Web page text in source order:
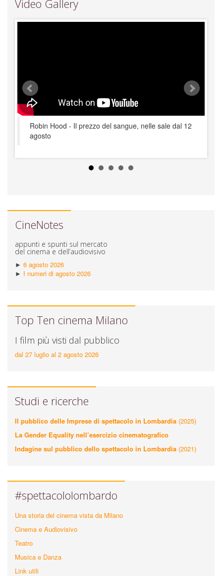
Video Gallery
Robin Hood - Il prezzo del sangue, nelle sale dal 12
agosto
CineNotes
appunti e spunti sul mercato
del cinema e dell’audiovisivo
► 6 agosto 2026
► I numeri di agosto 2026
Top Ten cinema Milano
I film più visti dal pubblico
dal 27 luglio al 2 agosto 2026
Studi e ricerche
Il pubblico delle Imprese di spettacolo in Lombardia (2025)
La Gender Equality nell’esercizio cinematografico
Indagine sul pubblico dello spettacolo in Lombardia (2021)
#spettacololombardo
Una storia del cinema vista da Milano
Cinema e Audiovisivo
Teatro
Musica e Danza
Link utili